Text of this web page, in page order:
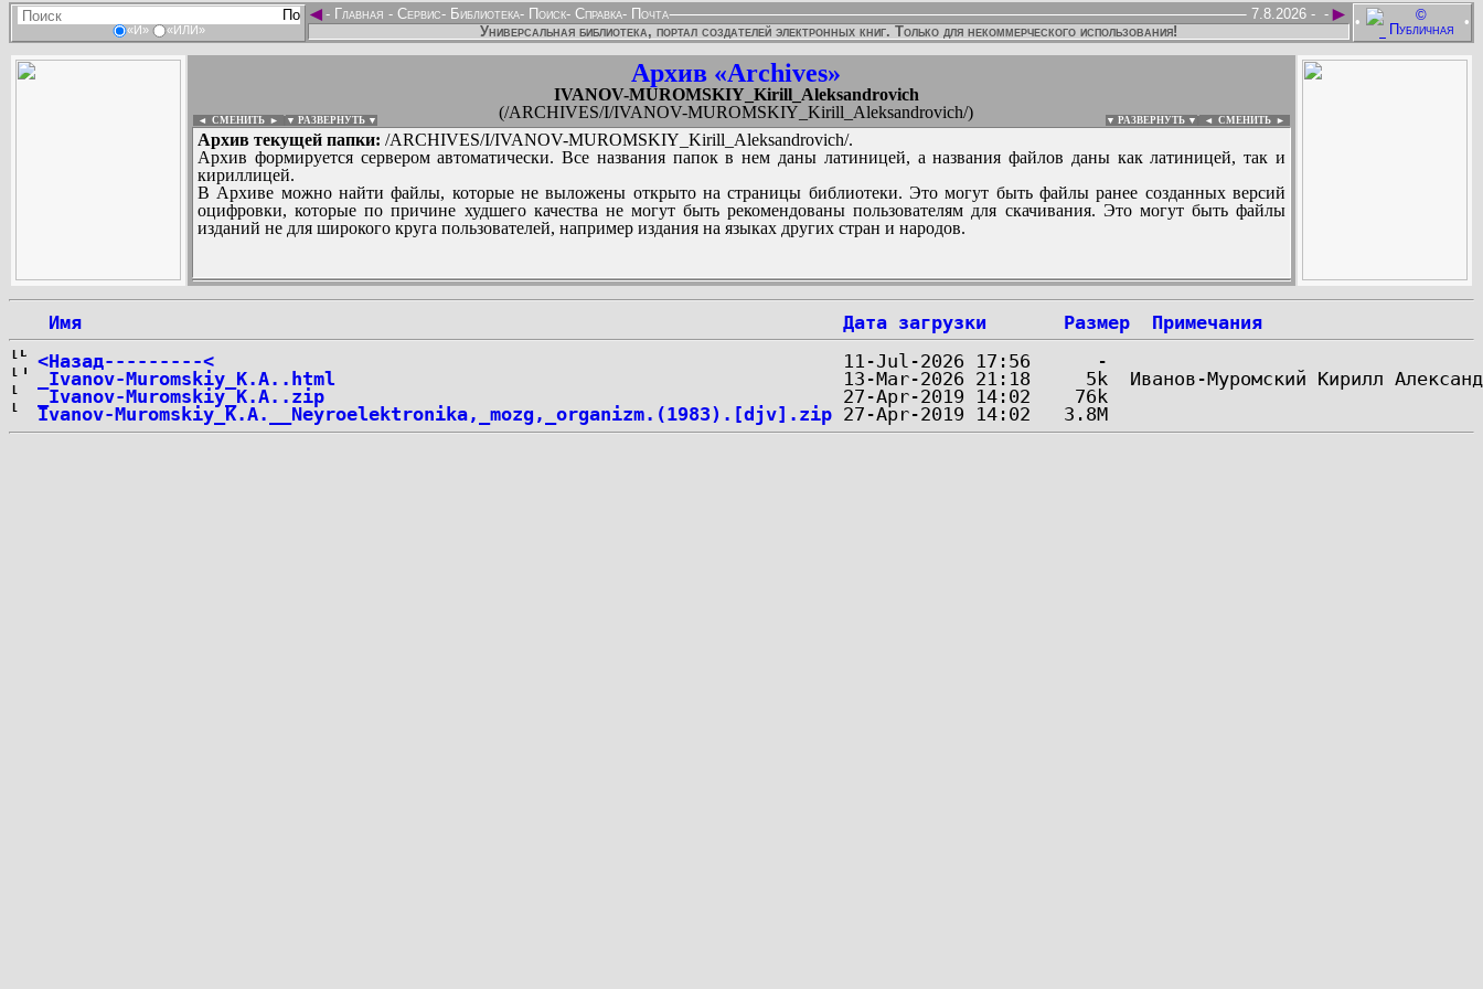
«И» «ИЛИ»
• •
◄ ►
- Главная - Сервис- Библиотека- Поиск- Справка- Почта -
7.8.2026 -
Универсальная библиотека, портал создателей электронных книг. Только для некоммерческого использования!
Архив «Archives»
IVANOV-MUROMSKIY_Kirill_Aleksandrovich
(/ARCHIVES/I/IVANOV-MUROMSKIY_Kirill_Aleksandrovich/)
◄ СМЕНИТЬ ► ▼ РАЗВЕРНУТЬ ▼ ▼ РАЗВЕРНУТЬ ▼ ◄ СМЕНИТЬ ►
Архив текущей папки: /ARCHIVES/I/IVANOV-MUROMSKIY_Kirill_Aleksandrovich/.
Архив формируется сервером автоматически. Все названия папок в нем даны латиницей, а названия файлов даны как латиницей, так и
кириллицей.
В Архиве можно найти файлы, которые не выложены открыто на страницы библиотеки. Это могут быть файлы ранее созданных версий
оцифровки, которые по причине худшего качества не могут быть рекомендованы пользователям для скачивания. Это могут быть файлы
изданий не для широкого круга пользователей, например издания на языках других стран и народов.
:
...
Имя Дата загрузки Размер
Примечания
<Назад---------<
_Ivanov-Muromskiy_K.A..html
_Ivanov-Muromskiy_K.A..zip
Ivanov-Muromskiy_K.A.__Neyroelektronika,_mozg,_organizm.(1983).[djv].zip